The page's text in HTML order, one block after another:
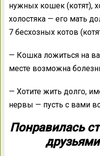
нужных кошек (котят),
холостяка — его мать
7 бесхозных котов
— Кошка ложиться на
месте возможна
— Хотите жить долго,
нервы — пусть с вами
Понравилась